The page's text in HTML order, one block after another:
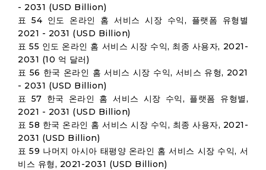
- 2031 (USD Billion)
표 54 인도 온라인 홈 서비스 시장 수익, 플랫폼 유형별
2021 - 2031 (USD Billion)
표 55 인도 온라인 홈 서비스 시장 수익, 최종 사용자, 2021-
2031 (10 억 달러)
표 56 한국 온라인 홈 서비스 시장 수익, 서비스 유형, 2021
- 2031 (USD Billion)
표 57 한국 온라인 홈 서비스 시장 수익, 플랫폼 유형별,
2021 - 2031 (USD Billion)
표 58 한국 온라인 홈 서비스 시장 수익, 최종 사용자, 2021-
2031 (USD Billion)
표 59 나머지 아시아 태평양 온라인 홈 서비스 시장 수익, 서
비스 유형, 2021-2031 (USD Billion)